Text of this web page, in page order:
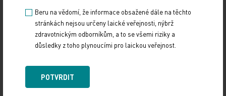
Zdroj: ČTK
Z REGIONŮ
Sdílejte článek
Beru na vědomí, že informace obsažené dále na těchto
stránkách nejsou určeny laické veřejnosti, nýbrž
zdravotnickým odborníkům, a to se všemi riziky a
důsledky z toho plynoucími pro laickou veřejnost.
POTVRDIT